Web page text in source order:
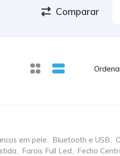
Comparar
em pele, Bluetooth e USB,
, Farois Full Led, Fecho